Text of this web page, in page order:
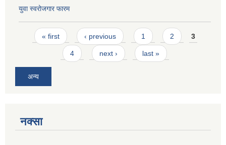
युवा स्वरोजगार फारम
Pages
« first ‹ previous 1 2 3
4 next › last »
अन्य
नक्सा